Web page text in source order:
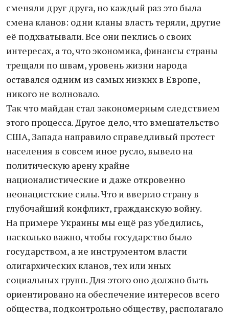
сменяли друг друга, но каждый раз это была
смена кланов: одни кланы власть теряли, другие
её подхватывали. Все они пеклись о своих
интересах, а то, что экономика, финансы страны
трещали по швам, уровень жизни народа
оставался одним из самых низких в Европе,
никого не волновало.
Так что майдан стал закономерным следствием
этого процесса. Другое дело, что вмешательство
США, Запада направило справедливый протест
населения в совсем иное русло, вывело на
политическую арену крайне
националистические и даже откровенно
неонацистские силы. Что и ввергло страну в
глубочайший конфликт, гражданскую войну.
На примере Украины мы ещё раз убедились,
насколько важно, чтобы государство было
государством, а не инструментом власти
олигархических кланов, тех или иных
социальных групп. Для этого оно должно быть
ориентировано на обеспечение интересов всего
общества, подконтрольно обществу, располагало